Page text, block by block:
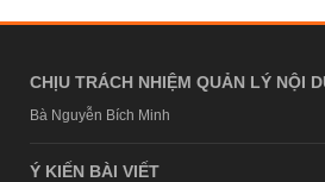
CHỊU TRÁCH NHIỆM QUẢN LÝ NỘI
Bà Nguyễn Bích Minh
Ý KIẾN BÀI VIẾT